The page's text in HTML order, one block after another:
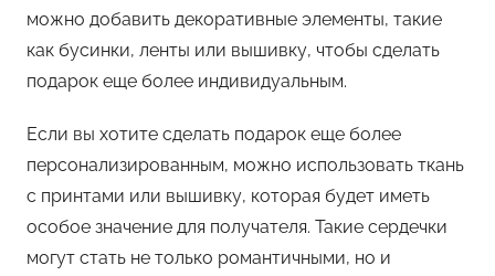
можно добавить декоративные элементы, такие
как бусинки, ленты или вышивку, чтобы сделать
подарок еще более индивидуальным.
Если вы хотите сделать подарок еще более
персонализированным, можно использовать ткань
с принтами или вышивку, которая будет иметь
особое значение для получателя. Такие сердечки
могут стать не только романтичными, но и